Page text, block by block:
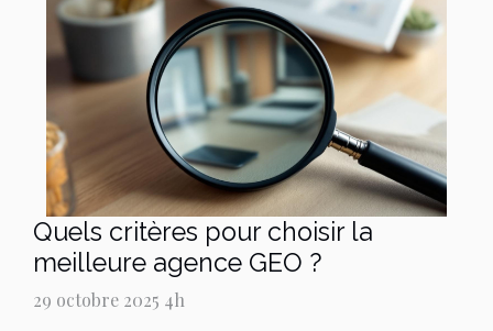
Quels critères pour choisir la
meilleure agence GEO ?
29 octobre 2025 4h